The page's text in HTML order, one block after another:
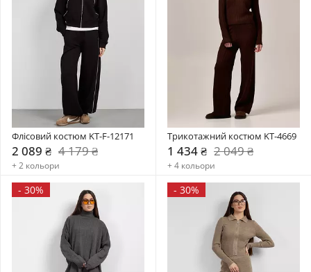
Флісовий костюм KT-F-12171
2 089 ₴ 4 179 ₴
+ 2 кольори
Трикотажний костюм KT-4669
1 434 ₴ 2 049 ₴
+ 4 кольори
- 30% - 30%